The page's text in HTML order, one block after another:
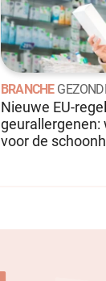
BRANCHE
Nieuwe EU-
voor de